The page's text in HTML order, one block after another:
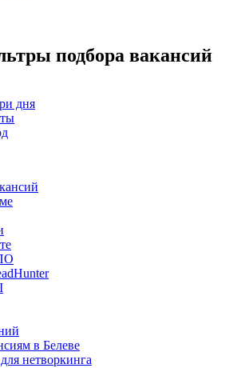
подбора вакансий
дня
в Белеве
нетворкинга